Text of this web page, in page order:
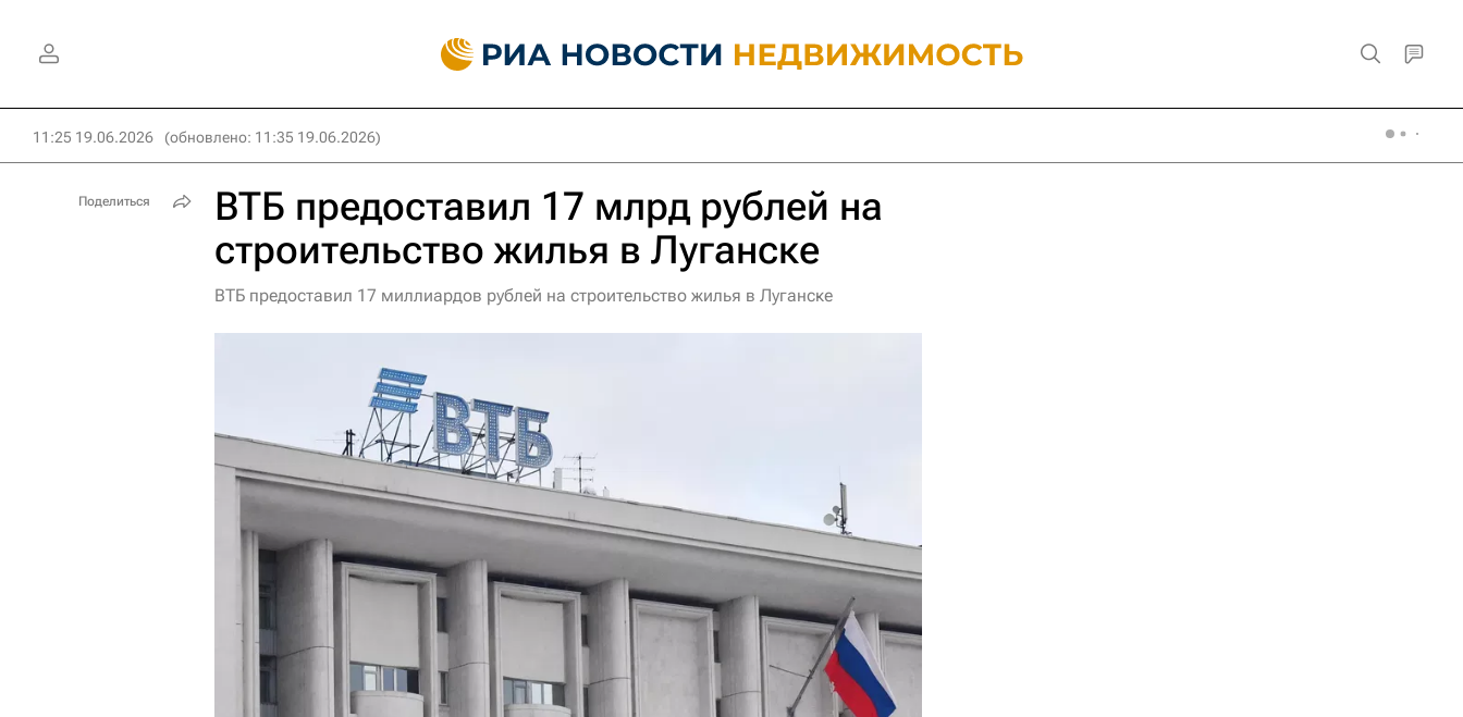
11:25 19.06.2026 (обновлено: 11:35 19.06.2026)
ВТБ предоставил 17 млрд рублей на
строительство жилья в Луганске
ВТБ предоставил 17 миллиардов рублей на строительство жилья в Луганске
Поделиться